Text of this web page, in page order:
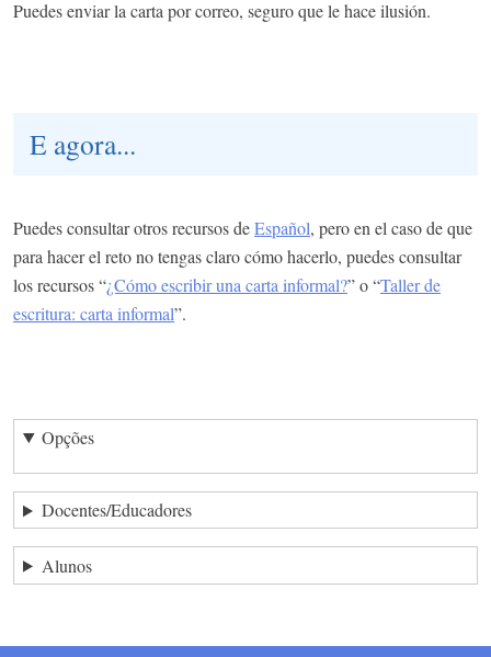
Puedes enviar la carta por correo, seguro que le hace ilusión.
E agora...
Puedes consultar otros recursos deEspañol, pero en el caso de que
para hacer el reto no tengas claro cómo hacerlo, puedes consultar
los recursos “¿Cómo escribir una carta informal?” o “Taller de
escritura: carta informal”.
Opções
Docentes/Educadores
Alunos